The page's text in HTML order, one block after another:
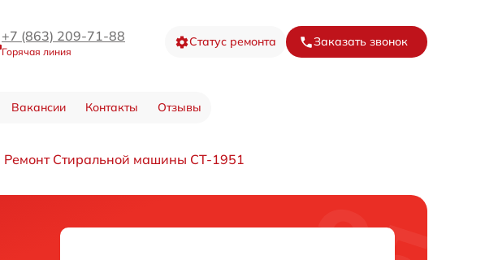
+7 (863) 209-71-88
Горячая линия
Статус ремонта Заказать звонок
Вакансии Контакты Отзывы
Ремонт Стиральной машины CT-1951